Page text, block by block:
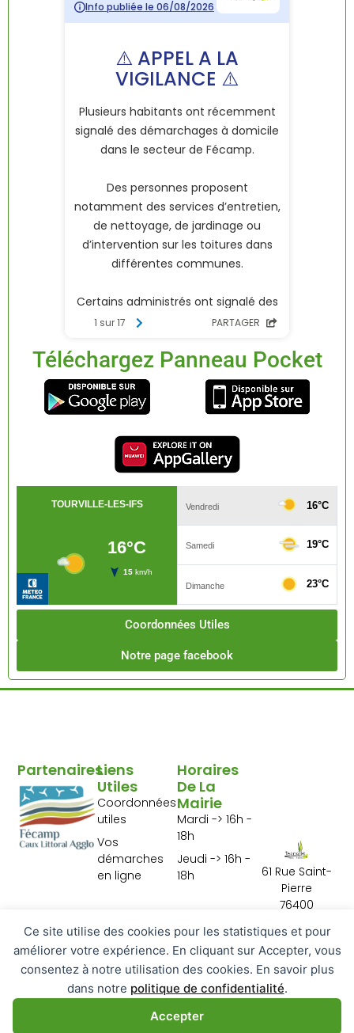
Ce site utilise des cookies pour les statistiques et pour
améliorer votre expérience. En cliquant sur Accepter, vous
consentez à notre utilisation des cookies. En savoir plus
dans notre politique de confidentialité.
Accepter
Téléchargez Panneau Pocket
Coordonnées Utiles
Notre page facebook
61 Rue Saint-
Pierre
76400
02 35 29 10 01
Contactez-
nous
Horaires
De La
Mairie
Mardi -> 16h -
18h
Jeudi -> 16h -
18h
Liens
Utiles
Coordonnées
utiles
Vos
démarches
en ligne
Partenaires